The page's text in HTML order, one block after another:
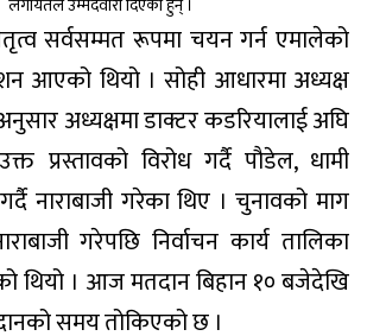
सर्वसम्मत रूपमा चयन गर्न एमालेको
आएको थियो । सोही आधारमा अध्यक्ष
अध्यक्षमा डाक्टर कडरियालाई अघि
प्रस्तावको विरोध गर्दै पौडेल, धामी
नाराबाजी गरेका थिए । चुनावको माग
गरेपछि निर्वाचन कार्य तालिका
थियो । आज मतदान बिहान १० बजेदेखि
समय तोकिएको छ ।